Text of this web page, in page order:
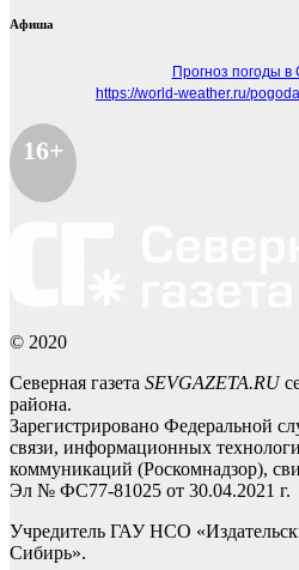
Афиша
Прогноз погоды
https://world-weather.ru/
16+
© 2020
Северная газета SEVGAZETA.RU
района.
Зарегистрировано Федеральной
связи, информационных
коммуникаций (Роскомнадзор),
Эл № ФС77-81025 от 30.04.2021 г.
Учредитель ГАУ НСО
Сибирь».